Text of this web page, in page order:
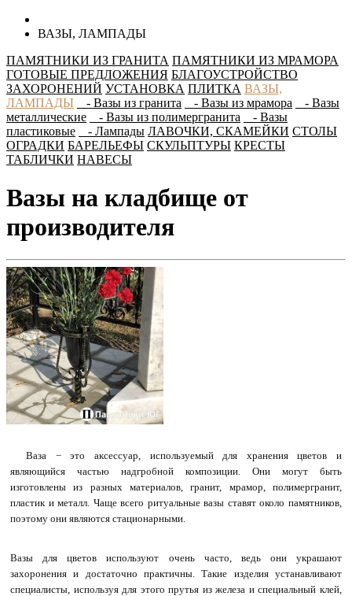
ВАЗЫ, ЛАМПАДЫ
ПАМЯТНИКИ ИЗ ГРАНИТА ПАМЯТНИКИ ИЗ МРАМОРА
ГОТОВЫЕ ПРЕДЛОЖЕНИЯ БЛАГОУСТРОЙСТВО
ЗАХОРОНЕНИЙ УСТАНОВКА ПЛИТКА ВАЗЫ,
ЛАМПАДЫ
- Вазы из гранита - Вазы из мрамора
- Вазы
металлические
- Вазы из полимергранита
- Вазы
пластиковые
- Лампады ЛАВОЧКИ, СКАМЕЙКИ СТОЛЫ
ОГРАДКИ БАРЕЛЬЕФЫ СКУЛЬПТУРЫ КРЕСТЫ
ТАБЛИЧКИ НАВЕСЫ
Вазы на кладбище от
производителя
Ваза − это аксессуар, используемый для хранения цветов и
являющийся частью надгробной композиции. Они могут быть
изготовлены из разных материалов, гранит, мрамор, полимергранит,
пластик и металл. Чаще всего ритуальные вазы ставят около памятников,
поэтому они являются стационарными.
Вазы для цветов используют очень часто, ведь они украшают
захоронения и достаточно практичны.Такие изделия устанавливают
специалисты, используя для этого прутья из железа и специальный клей,